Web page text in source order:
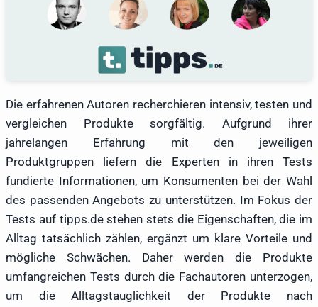
Die erfahrenen Autoren recherchieren intensiv, testen und
vergleichen Produkte sorgfältig. Aufgrund ihrer
jahrelangen Erfahrung mit den jeweiligen
Produktgruppen liefern die Experten in ihren Tests
fundierte Informationen, um Konsumenten bei der Wahl
des passenden Angebots zu unterstützen. Im Fokus der
Tests auf tipps.de stehen stets die Eigenschaften, die im
Alltag tatsächlich zählen, ergänzt um klare Vorteile und
mögliche Schwächen. Daher werden die Produkte
umfangreichen Tests durch die Fachautoren unterzogen,
um die Alltagstauglichkeit der Produkte nach